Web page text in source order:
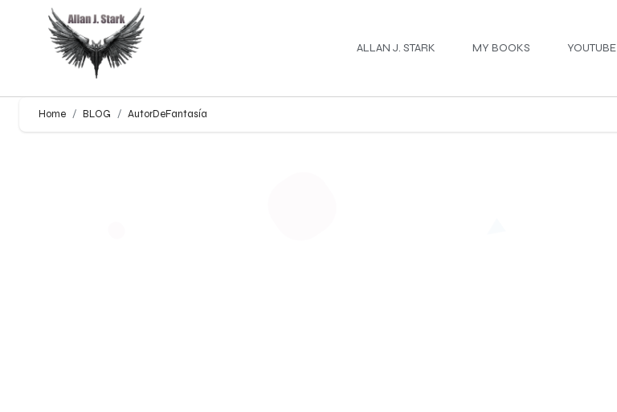
ALLAN J. STARK MY BOOKS YOUTUBE
Home BLOG AutorDeFantasía